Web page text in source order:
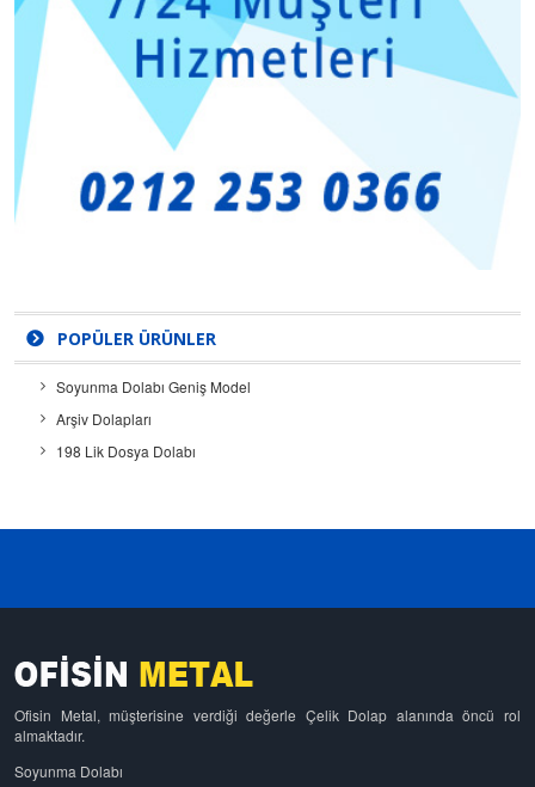
POPÜLER ÜRÜNLER
Soyunma Dolabı Geniş Model
Arşiv Dolapları
198 Lik Dosya Dolabı
Ofisin Metal, müşterisine verdiği değerle Çelik Dolap alanında öncü rol
almaktadır.
Soyunma Dolabı